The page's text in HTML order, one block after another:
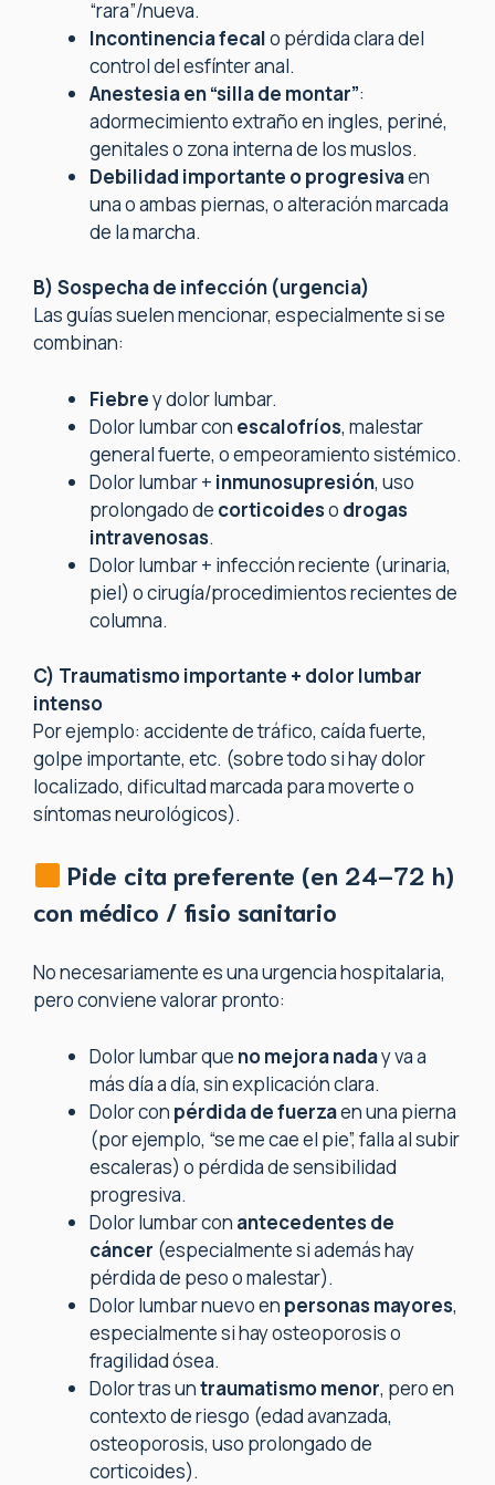
“rara”/nueva.
Incontinencia fecalo pérdida clara del
control del esfínter anal.
Anestesia en “silla de montar”:
adormecimiento extraño en ingles, periné,
genitales o zona interna de los muslos.
Debilidad importante o progresivaen
una o ambas piernas, o alteración marcada
de la marcha.
B) Sospecha de infección (urgencia)
Las guías suelen mencionar, especialmente si se
combinan:
Fiebrey dolor lumbar.
Dolor lumbar con escalofríos, malestar
general fuerte, o empeoramiento sistémico.
Dolor lumbar + inmunosupresión, uso
prolongado de corticoideso drogas
intravenosas.
Dolor lumbar + infección reciente (urinaria,
piel) o cirugía/procedimientos recientes de
columna.
C) Traumatismo importante + dolor lumbar
intenso
Por ejemplo: accidente de tráfico, caída fuerte,
golpe importante, etc. (sobre todo si hay dolor
localizado, dificultad marcada para moverte o
síntomas neurológicos).
Pide citapreferente (en 24–72 h)
con médico / fisio sanitario
No necesariamente es una urgencia hospitalaria,
pero conviene valorar pronto:
Dolor lumbar que no mejora naday va a
más día a día, sin explicación clara.
Dolor con pérdida de fuerzaen una pierna
(por ejemplo, “se me cae el pie”, falla al subir
escaleras) o pérdida de sensibilidad
progresiva.
Dolor lumbar con antecedentes de
cáncer (especialmente si además hay
pérdida de peso o malestar).
Dolor lumbar nuevo en personas mayores,
especialmente si hay osteoporosis o
fragilidad ósea.
Dolor tras untraumatismo menor, pero en
contexto de riesgo (edad avanzada,
osteoporosis, uso prolongado de
corticoides).